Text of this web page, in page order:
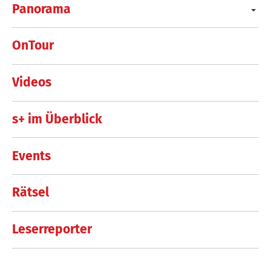
Panorama
OnTour
Videos
s+ im Überblick
Events
Rätsel
Leserreporter